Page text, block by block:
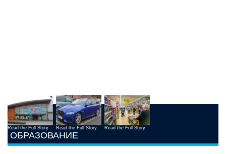
Read the Full Story Read the Full Story Read the Full Story
ОБРАЗОВАНИЕ